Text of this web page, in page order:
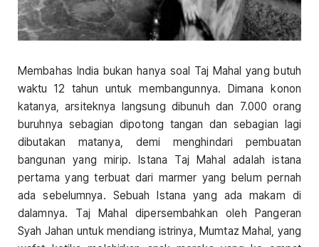
Membahas India bukan hanya soal Taj Mahal yang butuh
waktu 12 tahun untuk membangunnya. Dimana konon
katanya, arsiteknya langsung dibunuh dan 7.000 orang
buruhnya sebagian dipotong tangan dan sebagian lagi
dibutakan matanya, demi menghindari pembuatan
bangunan yang mirip. Istana Taj Mahal adalah istana
pertama yang terbuat dari marmer yang belum pernah
ada sebelumnya. Sebuah Istana yang ada makam di
dalamnya. Taj Mahal dipersembahkan oleh Pangeran
Syah Jahan untuk mendiang istrinya, Mumtaz Mahal, yang